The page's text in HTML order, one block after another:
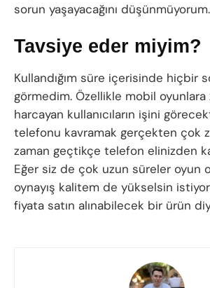
sorun yaşayacağını düşünmüyorum.
Tavsiye eder miyim?
Kullandığım süre içerisinde hiçbir
görmedim. Özellikle mobil oyunlara
harcayan kullanıcıların işini
telefonu kavramak gerçekten çok
zaman geçtikçe telefon elinizden
Eğer siz de çok uzun süreler oyun
oynayış kalitem de yükselsin
fiyata satın alınabilecek bir ürün